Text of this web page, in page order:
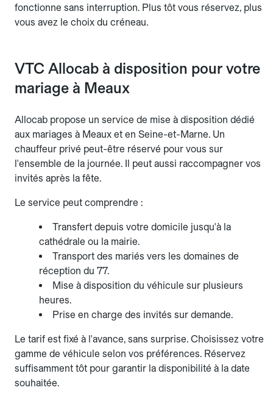
fonctionne sans interruption. Plus tôt vous réservez, plus
vous avez le choix du créneau.
VTC Allocab à disposition pour votre
mariage à Meaux
Allocab propose un service de mise à disposition dédié
aux mariages à Meaux et en Seine-et-Marne. Un
chauffeur privé peut-être réservé pour vous sur
l'ensemble de la journée. Il peut aussi raccompagner vos
invités après la fête.
Le service peut comprendre :
Transfert depuis votre domicile jusqu'à la
cathédrale ou la mairie.
Transport des mariés vers les domaines de
réception du 77.
Mise à disposition du véhicule sur plusieurs
heures.
Prise en charge des invités sur demande.
Le tarif est fixé à l'avance, sans surprise. Choisissez votre
gamme de véhicule selon vos préférences. Réservez
suffisamment tôt pour garantir la disponibilité à la date
souhaitée.